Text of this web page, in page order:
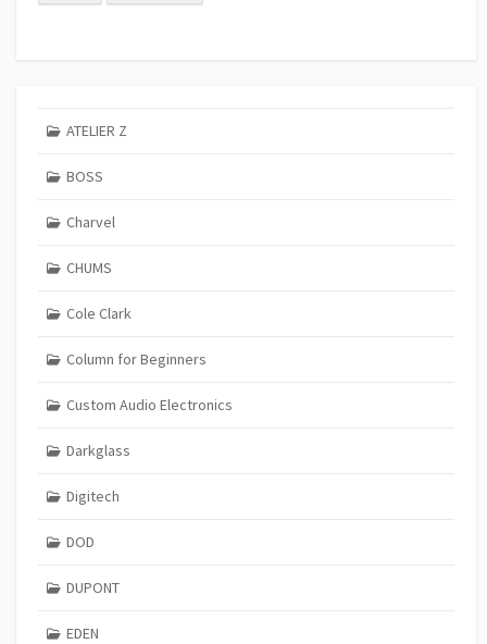
ATELIER Z
BOSS
Charvel
CHUMS
Cole Clark
Column for Beginners
Custom Audio Electronics
Darkglass
Digitech
DOD
DUPONT
EDEN